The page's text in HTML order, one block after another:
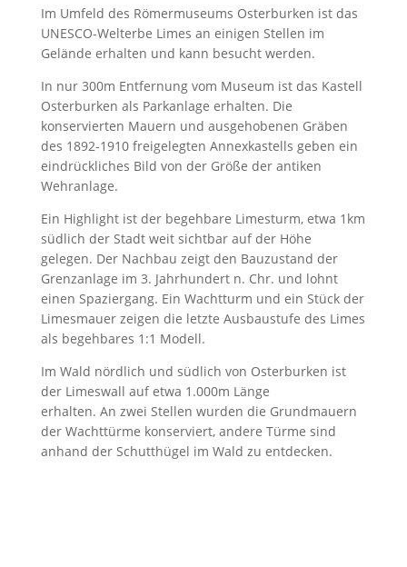
Im Umfeld des Römermuseums Osterburken ist das
UNESCO-Welterbe Limes an einigen Stellen im
Gelände erhalten und kann besucht werden.
In nur 300m Entfernung vom Museum ist das Kastell
Osterburken als Parkanlage erhalten. Die
konservierten Mauern und ausgehobenen Gräben
des 1892-1910 freigelegten Annexkastells geben ein
eindrückliches Bild von der Größe der antiken
Wehranlage.
Ein Highlight ist der begehbare Limesturm, etwa 1km
südlich der Stadt weit sichtbar auf der Höhe
gelegen. Der Nachbau zeigt den Bauzustand der
Grenzanlage im 3. Jahrhundert n. Chr. und lohnt
einen Spaziergang. Ein Wachtturm und ein Stück der
Limesmauer zeigen die letzte Ausbaustufe des Limes
als begehbares 1:1 Modell.
Im Wald nördlich und südlich von Osterburken ist
der Limeswall auf etwa 1.000m Länge
erhalten. An zwei Stellen wurden die Grundmauern
der Wachttürme konserviert, andere Türme sind
anhand der Schutthügel im Wald zu entdecken.